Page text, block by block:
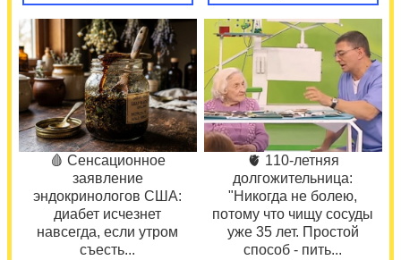
🩸 Сенсационное
заявление
эндокринологов США:
диабет исчезнет
навсегда, если утром
съесть...
🫀 110-летняя
долгожительница:
"Никогда не болею,
потому что чищу сосуды
уже 35 лет. Простой
способ - пить...